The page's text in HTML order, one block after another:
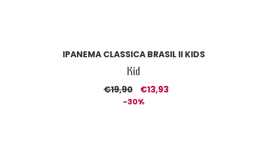
IPANEMA CLASSICA BRASIL II KIDS
Kid
€19,90 €13,93
-30%